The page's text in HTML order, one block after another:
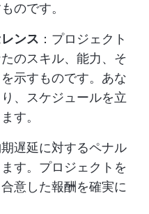
のです。
ンス ：プロジェクト
のスキル、能力、そ
示すものです。あな
、スケジュールを立
す。
期遅延に対するペナル
す。プロジェクトを
意した報酬を確実に